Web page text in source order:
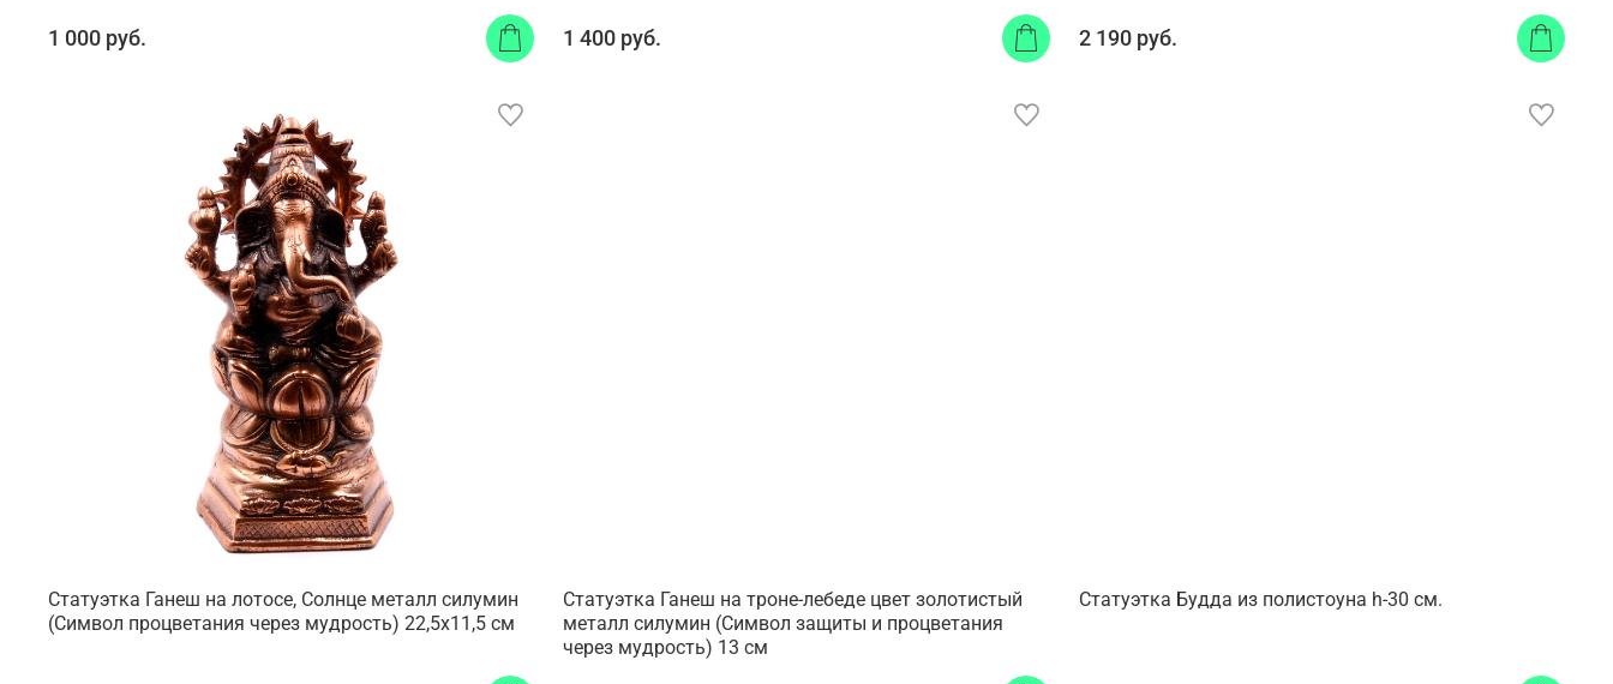
1 000 руб. 1 400 руб. 2 190 руб.
Статуэтка Ганеш на лотосе, Солнце металл силумин
(Символ процветания через мудрость) 22,5x11,5 см
Статуэтка Ганеш на троне-лебеде цвет золотистый
металл силумин (Символ защиты и процветания
через мудрость) 13 см
Статуэтка Будда из полистоуна h-30 см.